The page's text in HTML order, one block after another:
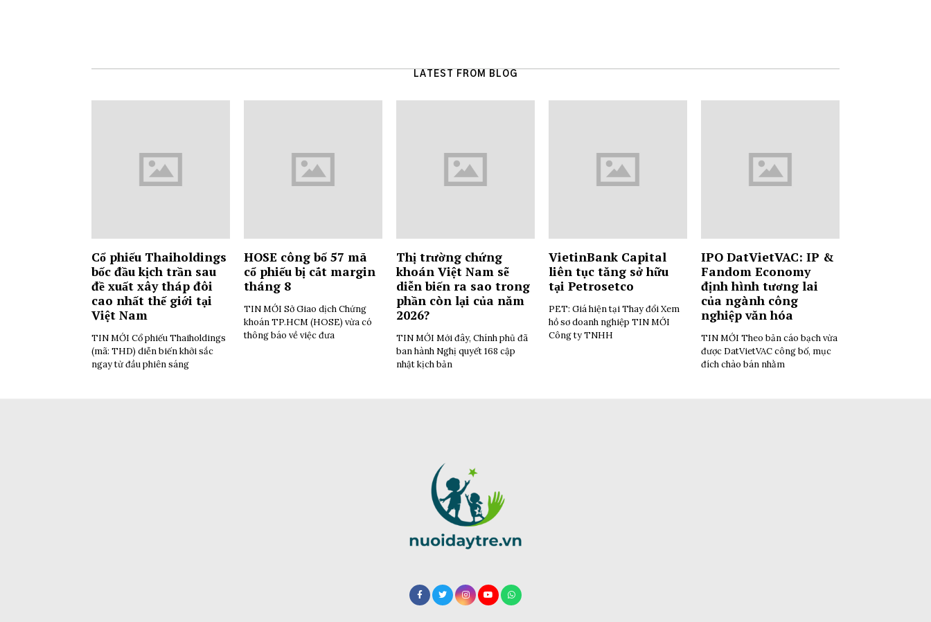
LATEST FROM BLOG
Cổ phiếu Thaiholdings
bốc đầu kịch trần sau
đề xuất xây tháp đôi
cao nhất thế giới tại
Việt Nam
TIN MỚI Cổ phiếu Thaiholdings
(mã: THD) diễn biến khởi sắc
ngay từ đầu phiên sáng
HOSE công bố 57 mã
cổ phiếu bị cắt margin
tháng 8
TIN MỚI Sở Giao dịch Chứng
khoán TP.HCM (HOSE) vừa có
thông báo về việc đưa
Thị trường chứng
khoán Việt Nam sẽ
diễn biến ra sao trong
phần còn lại của năm
2026?
TIN MỚI Mới đây, Chính phủ đã
ban hành Nghị quyết 168 cập
nhật kịch bản
VietinBank Capital
liên tục tăng sở hữu
tại Petrosetco
PET: Giá hiện tại Thay đổi Xem
hồ sơ doanh nghiệp TIN MỚI
Công ty TNHH
IPO DatVietVAC: IP &
Fandom Economy
định hình tương lai
của ngành công
nghiệp văn hóa
TIN MỚI Theo bản cáo bạch vừa
được DatVietVAC công bố, mục
đích chào bán nhằm